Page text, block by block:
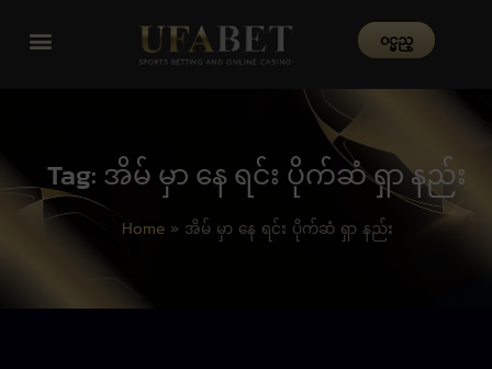
၀င္မည္
Tag: အိမ် မှာ နေ ရင်း ပိုက်ဆံ ရှာ နည်း
Home» အိမ် မှာ နေ ရင်း ပိုက်ဆံ ရှာ နည်း